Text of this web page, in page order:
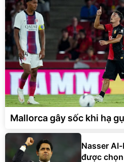
Mallorca gây sốc khi hạ
Nasser
được